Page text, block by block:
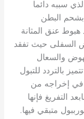
سببه دائما
بشحم البطن
عنق المثانة
السفلى حيث تفقد
والسعال
بالتردد للتبول
في إخراجه من
التفريغ فإنها
متبقي فيها.